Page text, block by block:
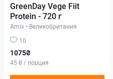
GreenDay Vege Fiit
Protein - 720 г
Amix • Великобритания
10
1075₴
45 ₴ / порция